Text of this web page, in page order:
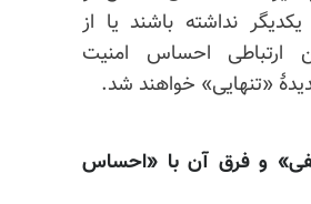
نداشته باشند یا از
ارتباطی احساس امنیت
«تنهایی» خواهند شد.
و فرق آن با «احساس